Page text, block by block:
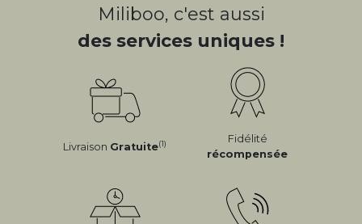
Miliboo, c'est aussi
des services uniques !
Livraison Gratuite(1)
Fidélité
récompensée